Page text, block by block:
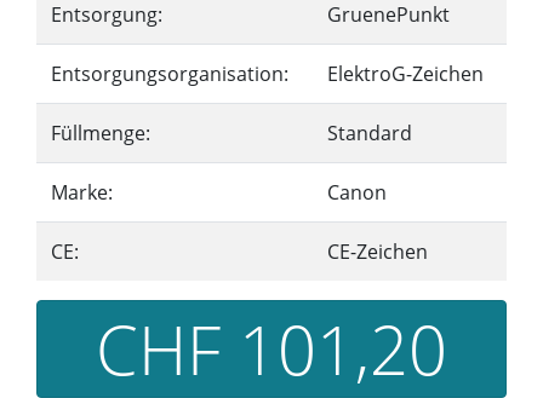
Entsorgung: GruenePunkt
Entsorgungsorganisation: ElektroG-Zeichen
Füllmenge: Standard
Marke: Canon
CE: CE-Zeichen
CHF 101,20